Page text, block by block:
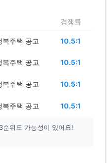
경쟁률
주택 공고 10.5:1
주택 공고 10.5:1
주택 공고 10.5:1
주택 공고 10.5:1
순위도 가능성이 있어요!